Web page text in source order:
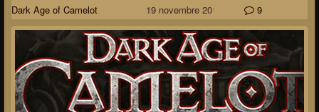
Dark Age of Camelot 19 novembre 2013 9